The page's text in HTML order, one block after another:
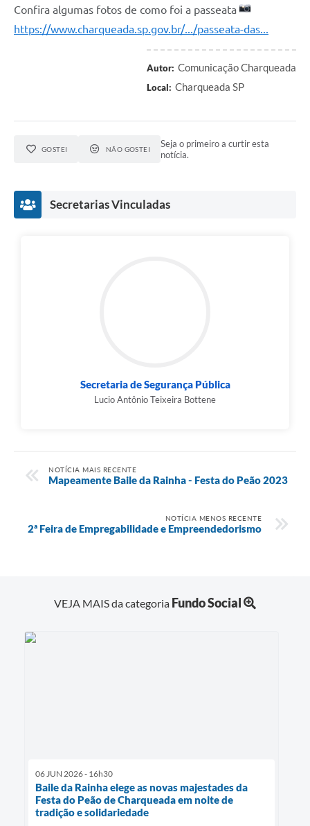
Confira algumas fotos de como foi a passeata
https://www.charqueada.sp.gov.br/.../passeata-das...
Autor: Comunicação Charqueada
Local: Charqueada SP
GOSTEI NÃO GOSTEI
Seja o primeiro a curtir esta
notícia.
Secretarias Vinculadas
Secretaria de Segurança Pública
Lucio Antônio Teixeira Bottene
NOTÍCIA MAIS RECENTE
Mapeamente Baile da Rainha - Festa do Peão 2023
NOTÍCIA MENOS RECENTE
2ª Feira de Empregabilidade e Empreendedorismo
VEJA MAIS da categoria Fundo Social
06 JUN 2026 - 16h30
Baile da Rainha elege as novas majestades da
Festa do Peão de Charqueada em noite de
tradição e solidariedade